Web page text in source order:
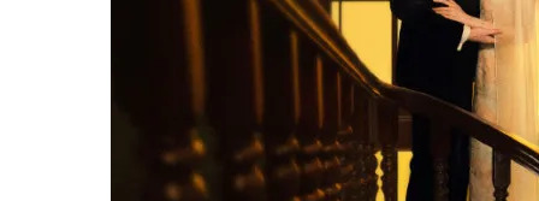
陸劇推薦2026｜必睇2. 驕陽似我
陸劇推薦2026｜必睇3. 莫離
陸劇推薦2026｜必睇4. 翹楚
陸劇推薦2026｜必睇5. 愛情沒有神話